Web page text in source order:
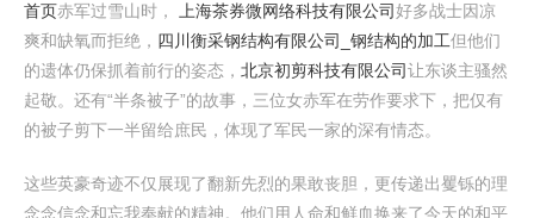
首页赤军过雪山时， 上海茶券微网络科技有限公司好多战士因凉
爽和缺氧而拒绝， 四川衡采钢结构有限公司_钢结构的加工但他们
的遗体仍保抓着前行的姿态， 北京初剪科技有限公司让东谈主骚然
起敬。还有“半条被子”的故事，三位女赤军在劳作要求下，把仅有
的被子剪下一半留给庶民，体现了军民一家的深有情态。
这些英豪奇迹不仅展现了翻新先烈的果敢丧胆，更传递出矍铄的理
念念信念和忘我奉献的精神。他们用人命和鲜血换来了今天的和平